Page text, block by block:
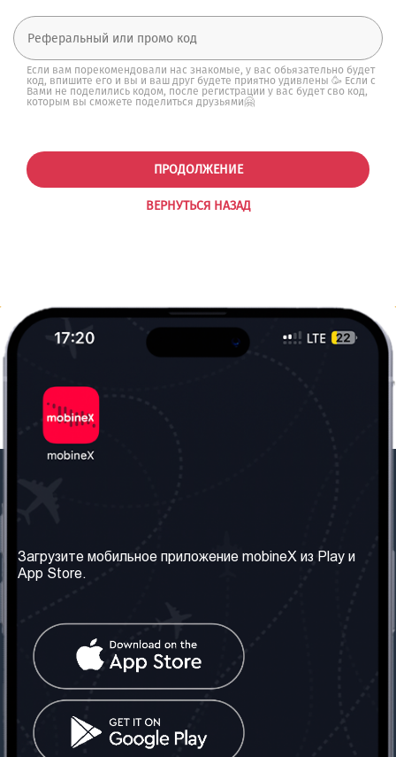
Если вам порекомендовали нас знакомые, у вас обьязательно будет
код, впишите его и вы и ваш друг будете приятно удивлены 🥳 Если с
Вами не поделились кодом, после регистрации у вас будет сво код,
которым вы сможете поделиться друзьями🤗
ВЕРНУТЬСЯ НАЗАД
ПРОДОЛЖЕНИЕ
Наши сервисы
Правила и Условия
Часто задаваемые
вопросы
Контакт
Грузия: Тбилиси
Телефон: +442030340050
Социальные сети
Загрузите мобильное приложение mobineX из Play и
App Store.